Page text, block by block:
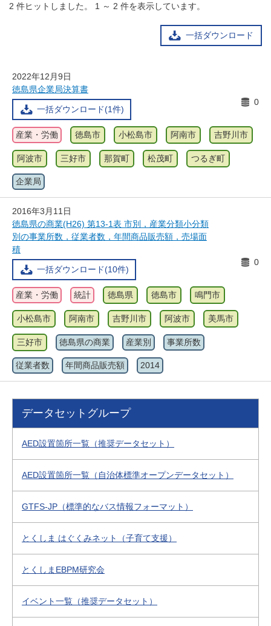
2 件ヒットしました。 1 ～ 2 件を表示しています。
一括ダウンロード
2022年12月9日
徳島県企業局決算書
一括ダウンロード(1件)
0
産業・労働 徳島市 小松島市 阿南市 吉野川市
阿波市 三好市 那賀町 松茂町 つるぎ町
企業局
2016年3月11日
徳島県の商業(H26) 第13-1表 市別，産業分類小分類
別の事業所数，従業者数，年間商品販売額，売場面
積
一括ダウンロード(10件)
0
産業・労働 統計 徳島県 徳島市 鳴門市
小松島市 阿南市 吉野川市 阿波市 美馬市
三好市 徳島県の商業 産業別 事業所数
従業者数 年間商品販売額 2014
データセットグループ
AED設置箇所一覧（推奨データセット）
AED設置箇所一覧（自治体標準オープンデータセット）
GTFS-JP（標準的なバス情報フォーマット）
とくしま はぐくみネット（子育て支援）
とくしまEBPM研究会
イベント一覧（推奨データセット）